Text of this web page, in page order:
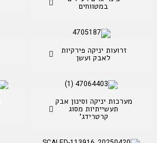
במטווחים
זרועות יניקה פירקיות
לאבק ועשן
מערכות יניקה וסינון אבק
תעשייתיות מסוג
קרטרידג'